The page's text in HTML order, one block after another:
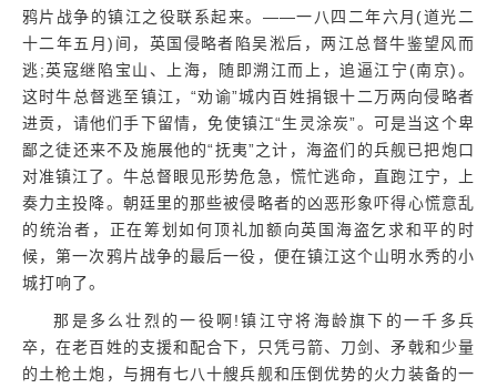
鸦片战争的镇江之役联系起来。——一八四二年六月(道光二
十二年五月)间，英国侵略者陷吴淞后，两江总督牛鉴望风而
逃;英寇继陷宝山、上海，随即溯江而上，追逼江宁(南京)。
这时牛总督逃至镇江，“劝谕”城内百姓捐银十二万两向侵略者
进贡，请他们手下留情，免使镇江“生灵涂炭”。可是当这个卑
鄙之徒还来不及施展他的“抚夷”之计，海盗们的兵舰已把炮口
对准镇江了。牛总督眼见形势危急，慌忙逃命，直跑江宁，上
奏力主投降。朝廷里的那些被侵略者的凶恶形象吓得心慌意乱
的统治者，正在筹划如何顶礼加额向英国海盗乞求和平的时
候，第一次鸦片战争的最后一役，便在镇江这个山明水秀的小
城打响了。
那是多么壮烈的一役啊!镇江守将海龄旗下的一千多兵
卒，在老百姓的支援和配合下，只凭弓箭、刀剑、矛戟和少量
的土枪土炮，与拥有七八十艘兵舰和压倒优势的火力装备的一